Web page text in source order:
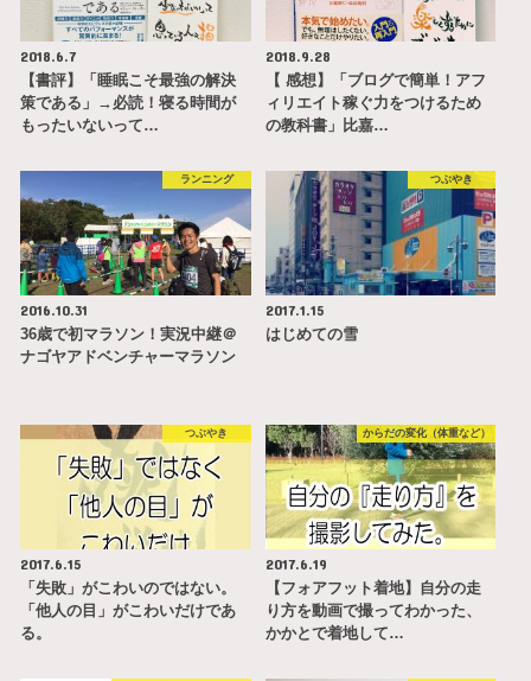
2018.6.7
【書評】「睡眠こそ最強の解決
策である」→必読！寝る時間が
もったいないって…
2018.9.28
【 感想】「ブログで簡単！アフ
ィリエイト稼ぐ力をつけるため
の教科書」比嘉…
ランニング
2016.10.31
36歳で初マラソン！実況中継＠
ナゴヤアドベンチャーマラソン
つぶやき
2017.1.15
はじめての雪
つぶやき
2017.6.15
「失敗」がこわいのではない。
「他人の目」がこわいだけであ
る。
からだの変化（体重など）
2017.6.19
【フォアフット着地】自分の走
り方を動画で撮ってわかった、
かかとで着地して…